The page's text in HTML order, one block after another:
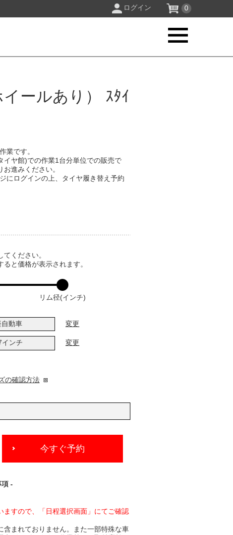
ログイン 0
ールあり） ｽﾀｲ
業です。
イヤ館)での作業1台分単位での販売で
進みください。
にログインの上、タイヤ履き替え予約
ください。
と価格が表示されます。
リム径(インチ)
自動車 変更
インチ 変更
の確認方法
今すぐ予約
-
すので、「日程選択画面」にてご確認
まれておりません。また一部特殊な車